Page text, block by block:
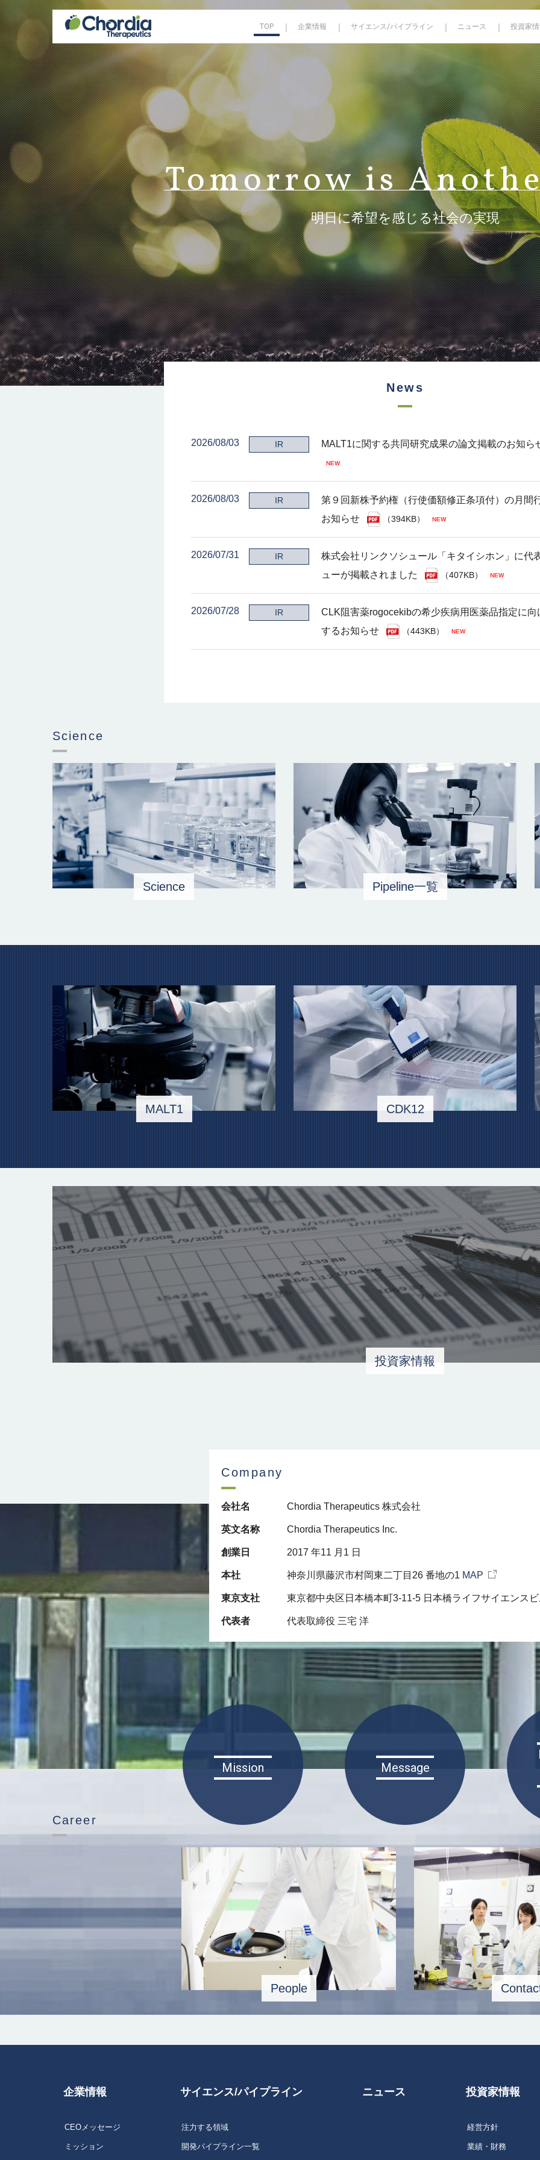
Tomorrow is
明日に希望を感じる社会の実現
News
2026/08/03 IR MALT1に関する共同研究成果の論文掲載のお知ら
2026/08/03 IR
第９回新株予約権（行使価額修正条項付）の月間
お知らせ
（394KB）
2026/07/31 IR
株式会社リンクソシュール「キタイシホン」に代
ューが掲載されました
（407KB）
2026/07/28 IR
CLK阻害薬rogocekibの希少疾病用医薬品指定に
するお知らせ
（443KB）
Science
Science Pipeline一覧
MALT1 CDK12
投資家情報
Company
会社名 Chordia Therapeutics 株式会社
英文名称 Chordia Therapeutics Inc.
創業日 2017 年11 月1 日
本社 神奈川県藤沢市村岡東二丁目26 番地の1 MAP
東京支社 東京都中央区日本橋本町3-11-5 日本橋ライフサイエンス
代表者 代表取締役 三宅 洋
Mission Message
Career
People
企業情報
CEOメッセージ
ミッション
サイエンス/パイプライン
注力する領域
開発パイプライン一覧
ニュース 投資家情報
経営方針
業績・財務
TOP
企業情報
CEOメッセージ ミッション 執行メンバー ビジネスモデル ブランドの由来 会社概要
企業情報
サイエンス/パイプライン
注力する領域 開発パイプライン一覧 GCN2
サイエンス/パイプライン ニュース
投資家情報
経営方針 業績・財務 IRライブラリ IRニュース IRよくあるご質問 電
投資家